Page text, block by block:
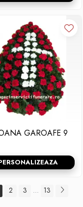
GAROAFE 9
2 3 ... 13